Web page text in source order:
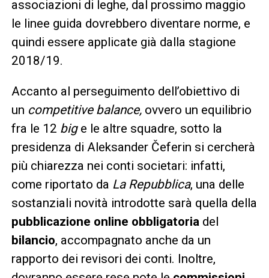
associazioni di leghe, dal prossimo maggio
le linee guida dovrebbero diventare norme, e
quindi essere applicate già dalla stagione
2018/19.
Accanto al perseguimento dell’obiettivo di
un competitive balance, ovvero un equilibrio
fra le 12 big e le altre squadre, sotto la
presidenza di Aleksander Čeferin si cercherà
più chiarezza nei conti societari: infatti,
come riportato da La Repubblica, una delle
sostanziali novità introdotte sarà quella della
pubblicazione online obbligatoria del
bilancio, accompagnato anche da un
rapporto dei revisori dei conti. Inoltre,